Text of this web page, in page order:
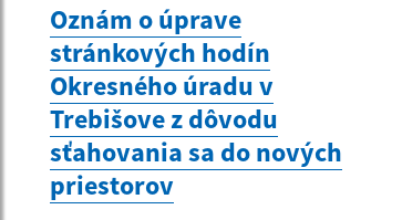
Oznám o úprave
stránkových hodín
Okresného úradu v
Trebišove z dôvodu
sťahovania sa do nových
priestorov